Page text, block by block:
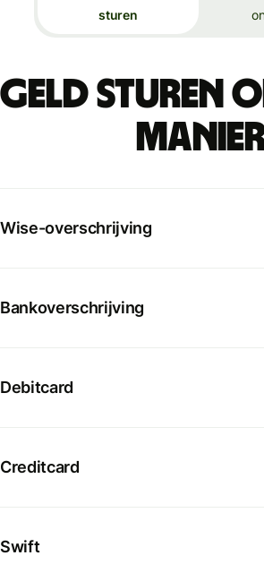
sturen
Geld sturen
Wise-overschrijving
Bankoverschrijving
Debitcard
Creditcard
Swift